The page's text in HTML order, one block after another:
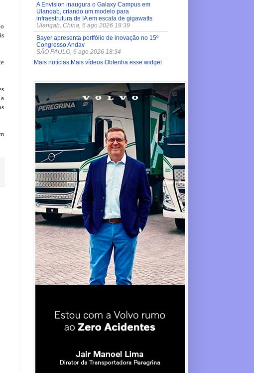
A Envision inaugura o Galaxy Campus em
Ulanqab, criando um modelo para
infraestrutura de IA em escala de gigawatts
Ulanqab, China, 6 ago 2026 19:39
Bayer apresenta portfólio de inovação no 15º
Congresso Andav
SÃO PAULO, 6 ago 2026 18:34
Mais notícias Mais vídeos Obtenha esse widget